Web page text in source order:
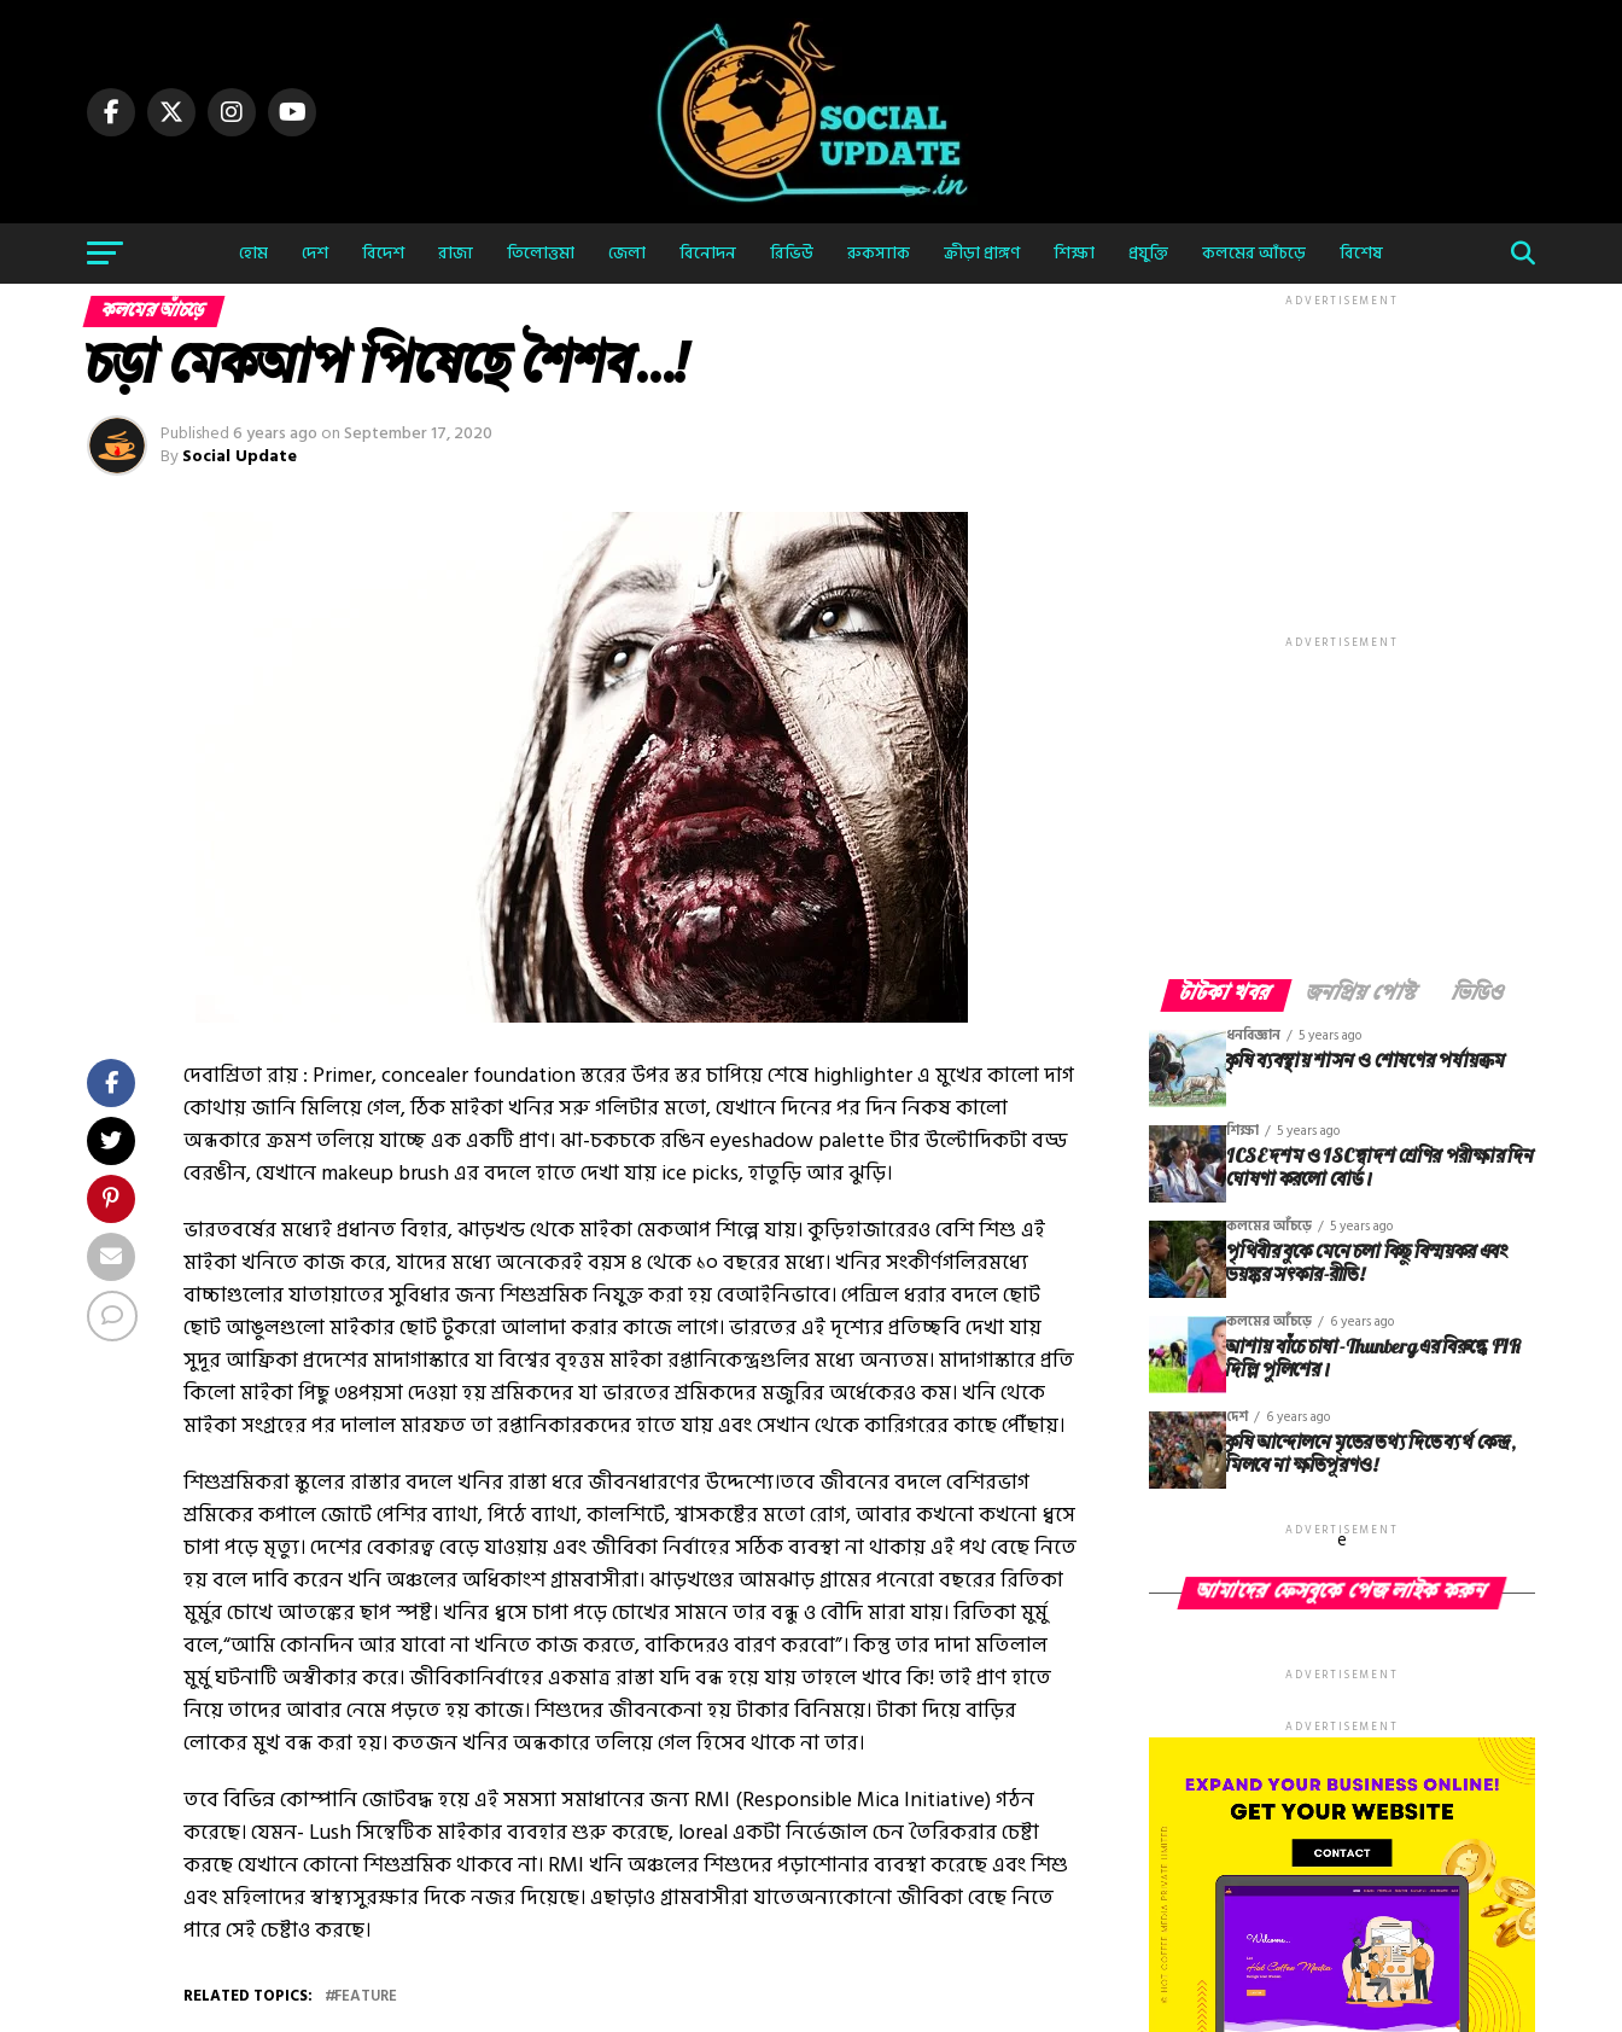
হোম দেশ বিদেশ রাজ্য তিলোত্তমা জেলা বিনোদন রিভিউ রুকস্যাক ক্রীড়া প্রাঙ্গণ শিক্ষা প্রযুক্তি কলমের আঁচড়ে বিশেষ
কলমের আঁচড়ে
চড়া মেকআপ পিষেছে শৈশব…!
Published6 years ago onSeptember 17, 2020
BySocial Update
দেবাশ্রিতা রায় : Primer, concealer foundation স্তরের উপর স্তর চাপিয়ে শেষে highlighter এ মুখের কালো দাগ
কোথায় জানি মিলিয়ে গেল, ঠিক মাইকা খনির সরু গলিটার মতো, যেখানে দিনের পর দিন নিকষ কালো
অন্ধকারে ক্রমশ তলিয়ে যাচ্ছে এক একটি প্রাণ। ঝা-চকচকে রঙিন eyeshadow palette টার উল্টোদিকটা বড্ড
বেরঙীন, যেখানে makeup brush এর বদলে হাতে দেখা যায় ice picks, হাতুড়ি আর ঝুড়ি।
ভারতবর্ষের মধ্যেই প্রধানত বিহার, ঝাড়খন্ড থেকে মাইকা মেকআপ শিল্পে যায়। কুড়িহাজারেরও বেশি শিশু এই
মাইকা খনিতে কাজ করে, যাদের মধ্যে অনেকেরই বয়স ৪ থেকে ১০ বছরের মধ্যে। খনির সংকীর্ণগলিরমধ্যে
বাচ্চাগুলোর যাতায়াতের সুবিধার জন্য শিশুশ্রমিক নিযুক্ত করা হয় বেআইনিভাবে। পেন্সিল ধরার বদলে ছোট
ছোট আঙুলগুলো মাইকার ছোট টুকরো আলাদা করার কাজে লাগে। ভারতের এই দৃশ্যের প্রতিচ্ছবি দেখা যায়
সুদূর আফ্রিকা প্রদেশের মাদাগাস্কারে যা বিশ্বের বৃহত্তম মাইকা রপ্তানিকেন্দ্রগুলির মধ্যে অন্যতম। মাদাগাস্কারে প্রতি
কিলো মাইকা পিছু ৩৪পয়সা দেওয়া হয় শ্রমিকদের যা ভারতের শ্রমিকদের মজুরির অর্ধেকেরও কম। খনি থেকে
মাইকা সংগ্রহের পর দালাল মারফত তা রপ্তানিকারকদের হাতে যায় এবং সেখান থেকে কারিগরের কাছে পৌঁছায়।
শিশুশ্রমিকরা স্কুলের রাস্তার বদলে খনির রাস্তা ধরে জীবনধারণের উদ্দেশ্যে।তবে জীবনের বদলে বেশিরভাগ
শ্রমিকের কপালে জোটে পেশির ব্যাথা, পিঠে ব্যাথা, কালশিটে, শ্বাসকষ্টের মতো রোগ, আবার কখনো কখনো ধ্বসে
চাপা পড়ে মৃত্যু। দেশের বেকারত্ব বেড়ে যাওয়ায় এবং জীবিকা নির্বাহের সঠিক ব্যবস্থা না থাকায় এই পথ বেছে নিতে
হয় বলে দাবি করেন খনি অঞ্চলের অধিকাংশ গ্রামবাসীরা। ঝাড়খণ্ডের আমঝাড় গ্রামের পনেরো বছরের রিতিকা
মুর্মুর চোখে আতঙ্কের ছাপ স্পষ্ট। খনির ধ্বসে চাপা পড়ে চোখের সামনে তার বন্ধু ও বৌদি মারা যায়। রিতিকা মুর্মু
বলে,“আমি কোনদিন আর যাবো না খনিতে কাজ করতে, বাকিদেরও বারণ করবো”। কিন্তু তার দাদা মতিলাল
মুর্মু ঘটনাটি অস্বীকার করে। জীবিকানির্বাহের একমাত্র রাস্তা যদি বন্ধ হয়ে যায় তাহলে খাবে কি! তাই প্রাণ হাতে
নিয়ে তাদের আবার নেমে পড়তে হয় কাজে। শিশুদের জীবনকেনা হয় টাকার বিনিময়ে। টাকা দিয়ে বাড়ির
লোকের মুখ বন্ধ করা হয়। কতজন খনির অন্ধকারে তলিয়ে গেল হিসেব থাকে না তার।
তবে বিভিন্ন কোম্পানি জোটবদ্ধ হয়ে এই সমস্যা সমাধানের জন্য RMI (Responsible Mica Initiative) গঠন
করেছে। যেমন- Lush সিন্থেটিক মাইকার ব্যবহার শুরু করেছে, loreal একটা নির্ভেজাল চেন তৈরিকরার চেষ্টা
করছে যেখানে কোনো শিশুশ্রমিক থাকবে না। RMI খনি অঞ্চলের শিশুদের পড়াশোনার ব্যবস্থা করেছে এবং শিশু
এবং মহিলাদের স্বাস্থ্যসুরক্ষার দিকে নজর দিয়েছে। এছাড়াও গ্রামবাসীরা যাতেঅন্যকোনো জীবিকা বেছে নিতে
পারে সেই চেষ্টাও করছে।
RELATED TOPICS: FEATURE
ADVERTISEMENT
ADVERTISEMENT
টাটকা খবর জনপ্রিয় পোস্ট ভিডিও
ধনবিজ্ঞান 5 years ago
কৃষি ব্যবস্থায় শাসন ও শোষণের পর্যায়ক্রম
শিক্ষা 5 years ago
ICSE দশম ও ISC দ্বাদশ শ্রেণির পরীক্ষার দিন
ঘোষণা করলো বোর্ড।
কলমের আঁচড়ে 5 years ago
পৃথিবীর বুকে মেনে চলা কিছু বিস্ময়কর এবং
ভয়ঙ্কর সত্‍কার-রীতি!
কলমের আঁচড়ে 6 years ago
আশায় বাঁচে চাষা-Thunberg এর বিরুদ্ধে FIR
দিল্লি পুলিশের।
দেশ 6 years ago
কৃষি আন্দোলনে মৃতের তথ‌্য দিতে ব্যর্থ কেন্দ্র,
মিলবে না ক্ষতিপূরণও!
ADVERTISEMENT
e
আমাদের ফেসবুকে পেজ লাইক করুন
ADVERTISEMENT
ADVERTISEMENT